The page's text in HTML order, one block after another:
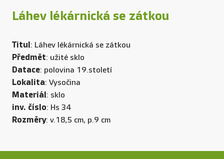
Láhev lékárnická se zátkou
Titul: Láhev lékárnická se zátkou
Předmět: užité sklo
Datace: polovina 19.století
Lokalita: Vysočina
Materiál: sklo
inv. číslo: Hs 34
Rozměry: v.18,5 cm, p.9 cm